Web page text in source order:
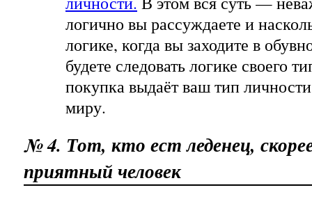
логично вы рассуждаете и
логике, когда вы заходите в
будете следовать логике своего
покупка выдаёт ваш тип
миру.
№ 4. Тот, кто ест леденец,
приятный человек